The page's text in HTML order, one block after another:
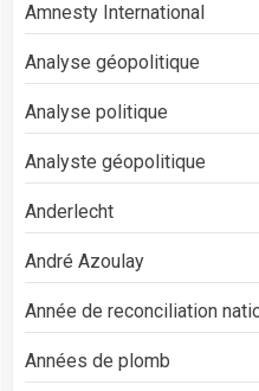
Amnesty International
Analyse géopolitique
Analyse politique
Analyste géopolitique
Anderlecht
André Azoulay
Année de reconciliation
Années de plomb